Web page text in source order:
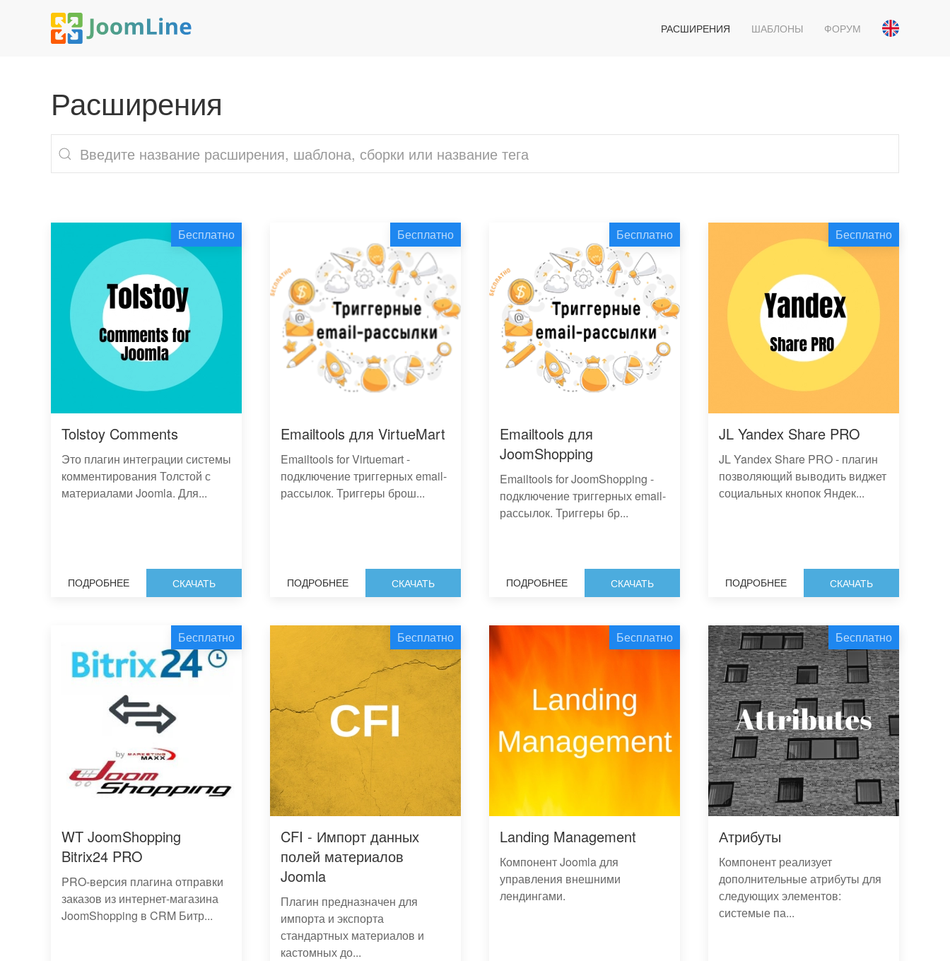
РАСШИРЕНИЯ ШАБЛОНЫ ФОРУМ
Расширения
Бесплатно
Tolstoy Comments
Это плагин интеграции системы
комментирования Толстой с
материалами Joomla. Для...
ПОДРОБНЕЕ СКАЧАТЬ
Бесплатно
Emailtools для VirtueMart
Emailtools for Virtuemart -
подключение триггерных email-
рассылок. Триггеры брош...
ПОДРОБНЕЕ СКАЧАТЬ
Бесплатно
Emailtools для
JoomShopping
Emailtools for JoomShopping -
подключение триггерных email-
рассылок. Триггеры бр...
ПОДРОБНЕЕ СКАЧАТЬ
Бесплатно
JL Yandex Share PRO
JL Yandex Share PRO - плагин
позволяющий выводить виджет
социальных кнопок Яндек...
ПОДРОБНЕЕ СКАЧАТЬ
Бесплатно
WT JoomShopping
Bitrix24 PRO
PRO-версия плагина отправки
заказов из интернет-магазина
JoomShopping в CRM Битр...
Бесплатно
CFI - Импорт данных
полей материалов
Joomla
Плагин предназначен для
импорта и экспорта
стандартных материалов и
кастомных до...
Бесплатно
Landing Management
Компонент Joomla для
управления внешними
лендингами.
Бесплатно
Атрибуты
Компонент реализует
дополнительные атрибуты для
следующих элементов:
системые па...